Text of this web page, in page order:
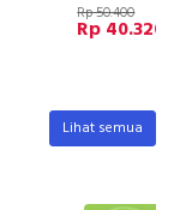
Rp 50.400
Rp 40.320
Lihat semua